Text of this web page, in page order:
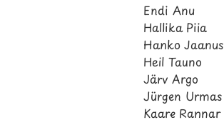
Endi Anu
Hallika Piia
Hanko Jaanus
Heil Tauno
Järv Argo
Jürgen Urmas
Kaare Rannar